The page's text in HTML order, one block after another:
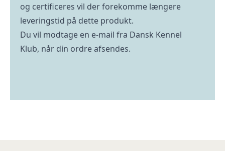
og certificeres vil der forekomme længere
leveringstid på dette produkt.
Du vil modtage en e-mail fra Dansk Kennel
Klub, når din ordre afsendes.